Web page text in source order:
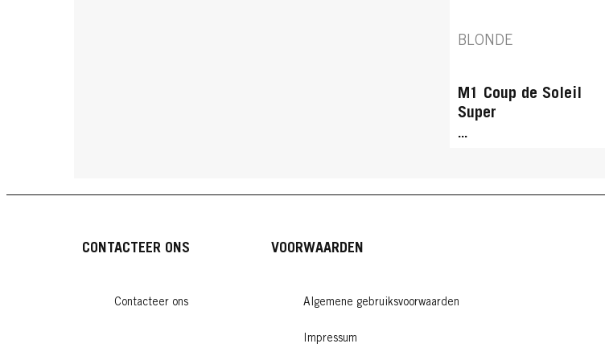
BLONDE
M1 Coup de Soleil
Super
...
CONTACTEER ONS
Contacteer ons
VOORWAARDEN
Algemene gebruiksvoorwaarden
Impressum